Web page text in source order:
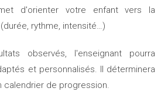
d'orienter votre enfant vers la
rythme, intensité…)
observés, l'enseignant pourra
et personnalisés. Il déterminera
calendrier de progression.